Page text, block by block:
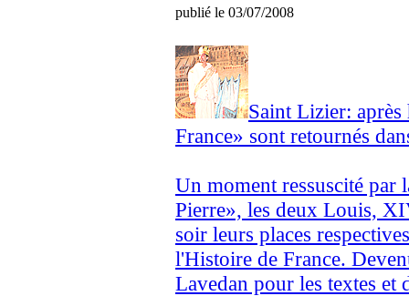
publié le 03/07/2008
Saint Lizier: après
France» sont retournés
Un moment ressuscité par
Pierre», les deux Louis,
soir leurs places
l'Histoire de France.
Lavedan pour les textes et